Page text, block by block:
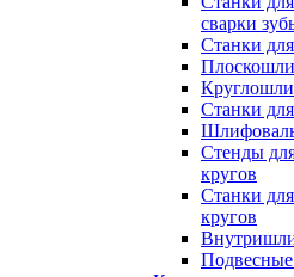
сварки
Станки
Станки
Стенды
кругов
Станки
кругов